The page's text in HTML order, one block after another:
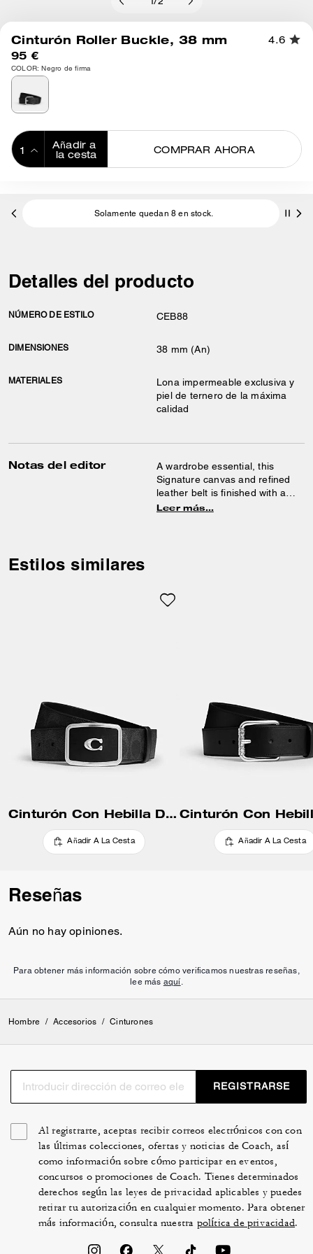
/2
Cinturón Roller Buckle, 38 mm 4.6
95 €
COLOR: Negro de firma
Añadir a
la cesta
COMPRAR AHORA
Solamente quedan 8 en stock.
Detalles del producto
NÚMERO DE ESTILO CEB88
DIMENSIONES 38 mm (An)
MATERIALES
Lona impermeable exclusiva y
piel de ternero de la máxima
calidad
Notas del editor
A wardrobe essential, this
Signature canvas and refined
leather belt is finished with a
roller buckle.
Leer más…
Estilos similares
Cinturón Con Hebilla De Placa De Firma, 38 Mm
Añadir A La Cesta Añadir A La Cesta
Reseñas
Aún no hay opiniones.
Para obtener más información sobre cómo verificamos nuestras reseñas,
lee más aquí
Hombre / Accesorios / Cinturones
REGISTRARSE
Al registrarte, aceptas recibir correos electrónicos con con
las últimas colecciones, ofertas y noticias de Coach, así
como información sobre cómo participar en eventos,
concursos o promociones de Coach. Tienes determinados
derechos según las leyes de privacidad aplicables y puedes
retirar tu autorización en cualquier momento. Para obtener
más información, consulta nuestra política de privacidad.